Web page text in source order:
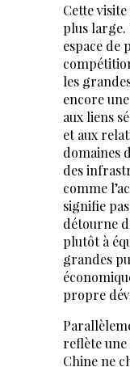
Cette
plus large.
espace de
les
encore
aux liens
et aux
domaines
des
comme
signifie
détourne
plutôt à
grandes
propre
reflète
Chine ne